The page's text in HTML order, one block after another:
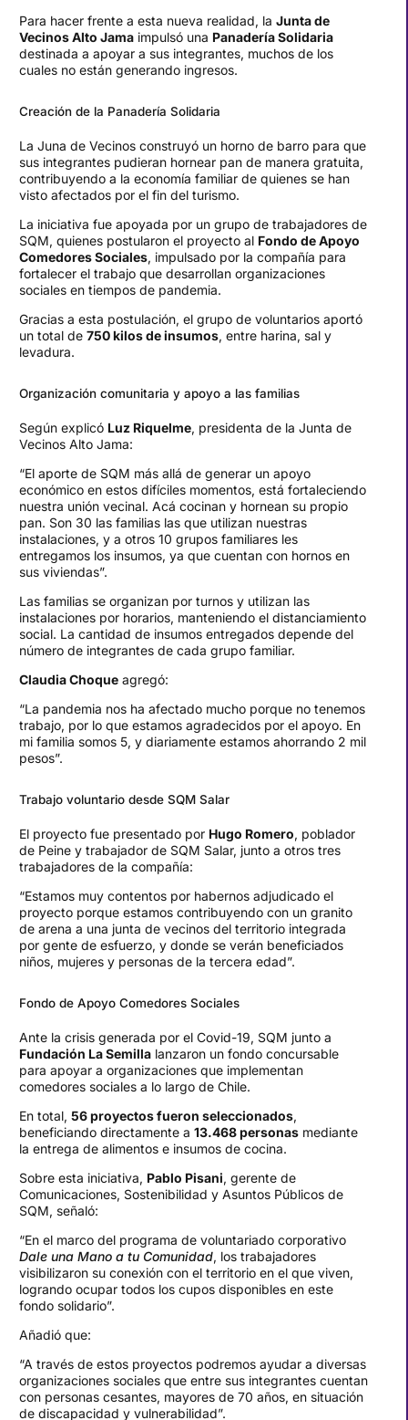
Para hacer frente a esta nueva realidad, la Junta de
Vecinos Alto Jama impulsó una Panadería Solidaria
destinada a apoyar a sus integrantes, muchos de los
cuales no están generando ingresos.
Creación de la Panadería Solidaria
La Juna de Vecinos construyó un horno de barro para que
sus integrantes pudieran hornear pan de manera gratuita,
contribuyendo a la economía familiar de quienes se han
visto afectados por el fin del turismo.
La iniciativa fue apoyada por un grupo de trabajadores de
SQM, quienes postularon el proyecto al Fondo de Apoyo
Comedores Sociales, impulsado por la compañía para
fortalecer el trabajo que desarrollan organizaciones
sociales en tiempos de pandemia.
Gracias a esta postulación, el grupo de voluntarios aportó
un total de 750 kilos de insumos, entre harina, sal y
levadura.
Organización comunitaria y apoyo a las familias
Según explicó Luz Riquelme, presidenta de la Junta de
Vecinos Alto Jama:
“El aporte de SQM más allá de generar un apoyo
económico en estos difíciles momentos, está fortaleciendo
nuestra unión vecinal. Acá cocinan y hornean su propio
pan. Son 30 las familias las que utilizan nuestras
instalaciones, y a otros 10 grupos familiares les
entregamos los insumos, ya que cuentan con hornos en
sus viviendas”.
Las familias se organizan por turnos y utilizan las
instalaciones por horarios, manteniendo el distanciamiento
social. La cantidad de insumos entregados depende del
número de integrantes de cada grupo familiar.
Claudia Choque agregó:
“La pandemia nos ha afectado mucho porque no tenemos
trabajo, por lo que estamos agradecidos por el apoyo. En
mi familia somos 5, y diariamente estamos ahorrando 2 mil
pesos”.
Trabajo voluntario desde SQM Salar
El proyecto fue presentado por Hugo Romero, poblador
de Peine y trabajador de SQM Salar, junto a otros tres
trabajadores de la compañía:
“Estamos muy contentos por habernos adjudicado el
proyecto porque estamos contribuyendo con un granito
de arena a una junta de vecinos del territorio integrada
por gente de esfuerzo, y donde se verán beneficiados
niños, mujeres y personas de la tercera edad”.
Fondo de Apoyo Comedores Sociales
Ante la crisis generada por el Covid-19, SQM junto a
Fundación La Semilla lanzaron un fondo concursable
para apoyar a organizaciones que implementan
comedores sociales a lo largo de Chile.
En total, 56 proyectos fueron seleccionados,
beneficiando directamente a 13.468 personas mediante
la entrega de alimentos e insumos de cocina.
Sobre esta iniciativa, Pablo Pisani, gerente de
Comunicaciones, Sostenibilidad y Asuntos Públicos de
SQM, señaló:
“En el marco del programa de voluntariado corporativo
Dale una Mano a tu Comunidad, los trabajadores
visibilizaron su conexión con el territorio en el que viven,
logrando ocupar todos los cupos disponibles en este
fondo solidario”.
Añadió que:
“A través de estos proyectos podremos ayudar a diversas
organizaciones sociales que entre sus integrantes cuentan
con personas cesantes, mayores de 70 años, en situación
de discapacidad y vulnerabilidad”.